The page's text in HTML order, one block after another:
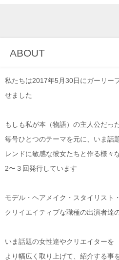
ABOUT
私たちは2017年5月30日にガーリー
せました
もしも私が本（物語）の主人公だっ
毎号ひとつのテーマを元に、いま話
レンドに敏感な彼女たちと作る様々
2〜３回発行しています
モデル・ヘアメイク・スタイリスト
クリイエイティブな職種の出演者達
いま話題の女性達やクリエイターを
より幅広く取り上げて、紹介する事